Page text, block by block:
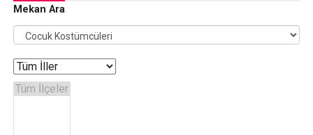
Mekan Ara